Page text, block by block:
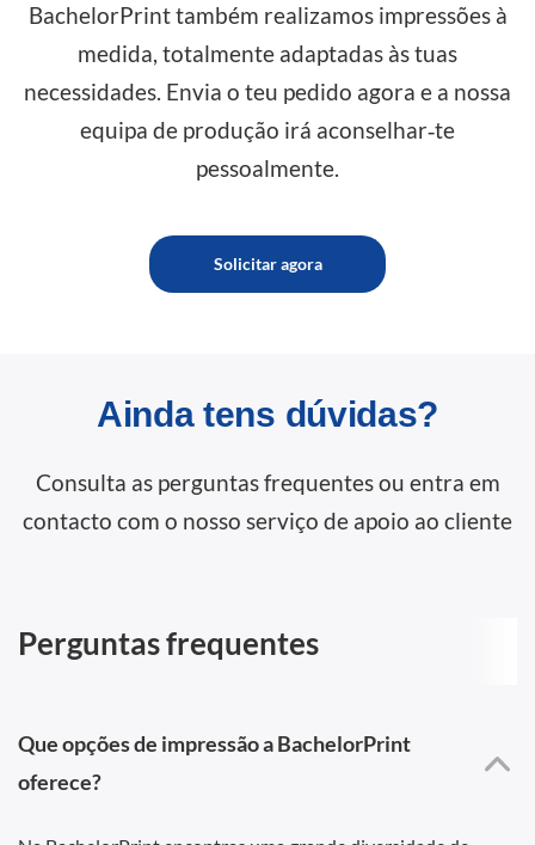
BachelorPrint também realizamos impressões à
medida, totalmente adaptadas às tuas
necessidades. Envia o teu pedido agora e a nossa
equipa de produção irá aconselhar‑te
pessoalmente.
Solicitar agora
Ainda tens dúvidas?
Consulta as perguntas frequentes ou entra em
contacto com o nosso serviço de apoio ao cliente
Perguntas frequentes
Que opções de impressão a BachelorPrint
oferece?